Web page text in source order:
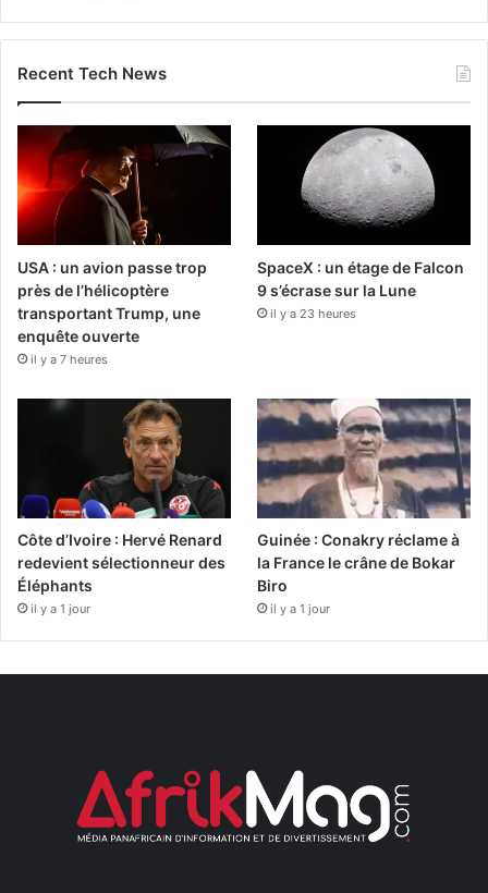
Recent Tech News
USA : un avion passe trop
près de l’hélicoptère
transportant Trump, une
enquête ouverte
il y a 7 heures
SpaceX : un étage de Falcon
9 s’écrase sur la Lune
il y a 23 heures
Côte d’Ivoire : Hervé Renard
redevient sélectionneur des
Éléphants
il y a 1 jour
Guinée : Conakry réclame à
la France le crâne de Bokar
Biro
il y a 1 jour